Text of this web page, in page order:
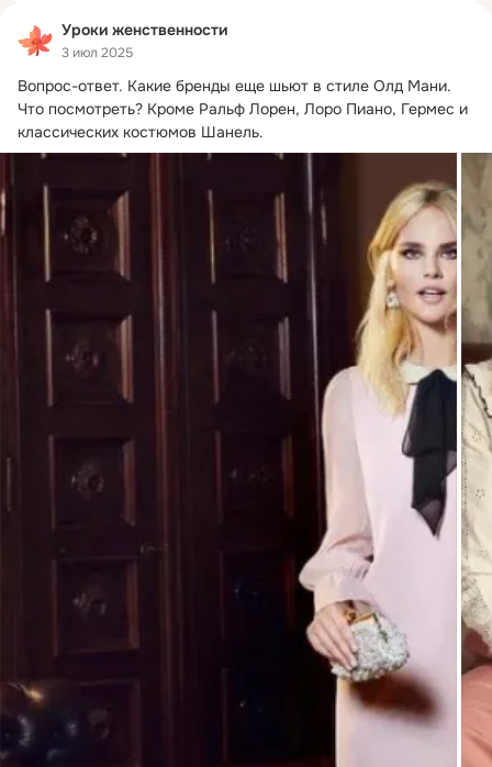
Уроки женственности
3 июл 2025
Вопрос-ответ. Какие бренды еще шьют в стиле Олд Мани.
Что посмотреть? Кроме Ральф Лорен, Лоро Пиано, Гермес и
классических костюмов Шанель.